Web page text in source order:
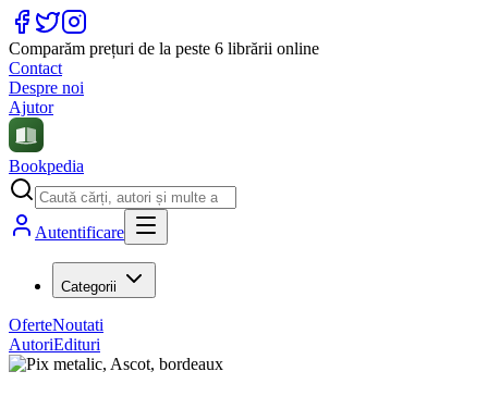
Comparăm prețuri de la peste 6 librării online
Contact
Despre noi
Ajutor
Bookpedia
Autentificare
Categorii
OferteNoutati
AutoriEdituri